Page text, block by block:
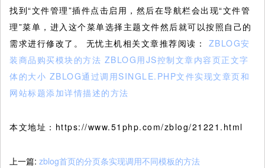
找到“文件管理”插件点击启用，然后在导航栏会出现“文件管
理”菜单，进入这个菜单选择主题文件然后就可以按照自己的
需求进行修改了。 无忧主机相关文章推荐阅读： ZBLOG安
装商品购买模块的方法 ZBLOG用JS控制文章内容页正文字
体的大小 ZBLOG通过调用SINGLE.PHP文件实现文章页和
网站标题添加详情描述的方法
本文地址：https://www.51php.com/zblog/21221.html
上一篇: zblog首页的分页条实现调用不同模板的方法